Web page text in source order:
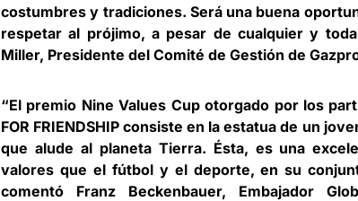
costumbres y tradiciones. Será una buena
respetar al prójimo, a pesar de cualquier y
Miller, Presidente del Comité de Gestión de
“El premio Nine Values Cup otorgado por los
FOR FRIENDSHIP consiste en la estatua de un
que alude al planeta Tierra. Ésta, es una
valores que el fútbol y el deporte, en su
comentó Franz Beckenbauer, Embajador